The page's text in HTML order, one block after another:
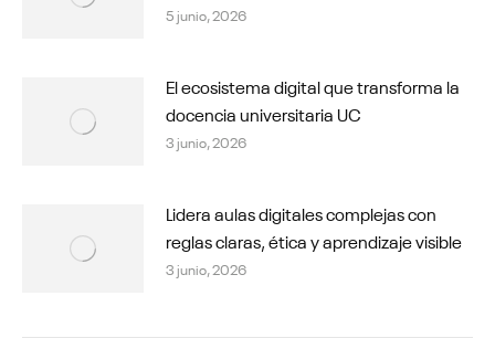
5 junio, 2026
El ecosistema digital que transforma la
docencia universitaria UC
3 junio, 2026
Lidera aulas digitales complejas con
reglas claras, ética y aprendizaje visible
3 junio, 2026